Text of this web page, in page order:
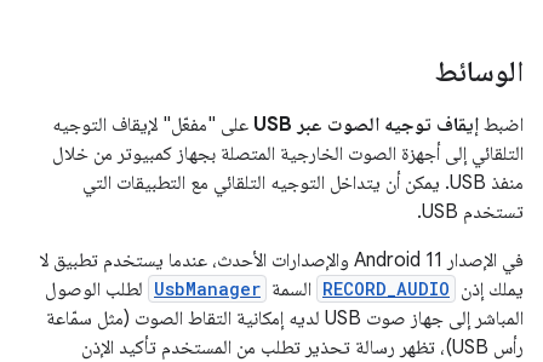
الوسائط
اضبط إيقاف توجيه الصوت عبر USB
على "مفعّل" لإيقاف التوجيه
التلقائي إلى أجهزة الصوت الخارجية المتصلة بجهاز كمبيوتر من خلال
منفذ USB. يمكن أن يتداخل التوجيه التلقائي مع التطبيقات التي
تستخدم USB.
في الإصدار Android 11 والإصدارات الأحدث، عندما يستخدم تطبيق لا
يملك إذن RECORD_AUDIO السمة UsbManager لطلب الوصول
المباشر إلى جهاز صوت USB لديه إمكانية التقاط الصوت (مثل سمّاعة
رأس USB)، تظهر رسالة تحذير تطلب من المستخدم تأكيد الإذن